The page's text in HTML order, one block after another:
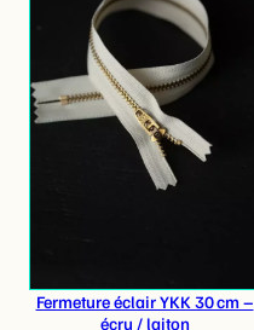
Fermeture éclair YKK 30 cm –
écru / laiton